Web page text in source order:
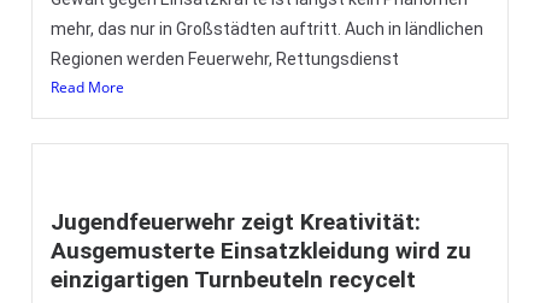
mehr, das nur in Großstädten auftritt. Auch in ländlichen
Regionen werden Feuerwehr, Rettungsdienst
Read More
Jugendfeuerwehr zeigt Kreativität:
Ausgemusterte Einsatzkleidung wird zu
einzigartigen Turnbeuteln recycelt